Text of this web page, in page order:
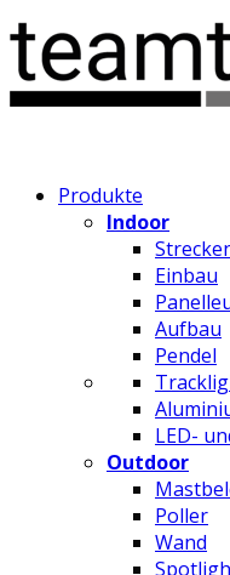
Produkte
Indoor
Einbau
Aufbau
Pendel
LED-
Outdoor
Poller
Wand